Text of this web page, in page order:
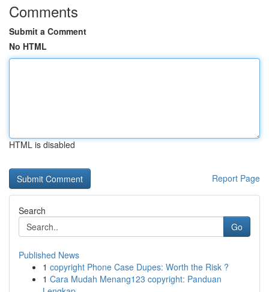
Comments
Submit a Comment
No HTML
HTML is disabled
Report Page
Search
Go
Published News
1 copyright Phone Case Dupes: Worth the Risk ?
1 Cara Mudah Menang123 copyright: Panduan